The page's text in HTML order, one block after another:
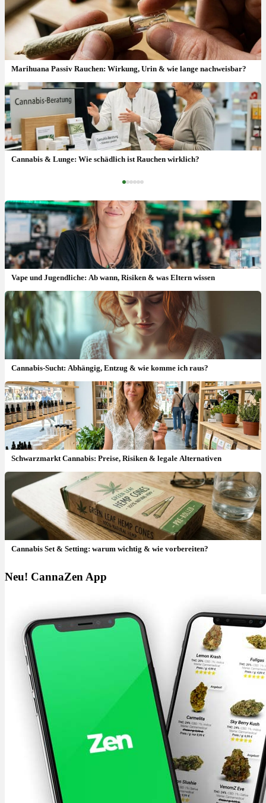
Marihuana Passiv Rauchen: Wirkung, Urin & wie lange nachweisbar?
Cannabis & Lunge: Wie schädlich ist Rauchen wirklich?
Cannabis Jugendliche: Hirnentwicklung, 18 Jahre & Risiken
Vape und Jugendliche: Ab wann, Risiken & was Eltern wissen
Cannabis-Sucht: Abhängig, Entzug & wie komme ich raus?
Schwarzmarkt Cannabis: Preise, Risiken & legale Alternativen
Cannabis Set & Setting: warum wichtig & wie vorbereiten?
Neu! CannaZen App